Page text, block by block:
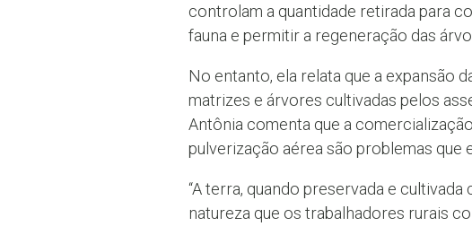
controlam a quantidade retirada para
fauna e permitir a regeneração das
No entanto, ela relata que a expansão
matrizes e árvores cultivadas pelos
Antônia comenta que a
pulverização aérea são problemas que
“A terra, quando preservada e
natureza que os trabalhadores rurais